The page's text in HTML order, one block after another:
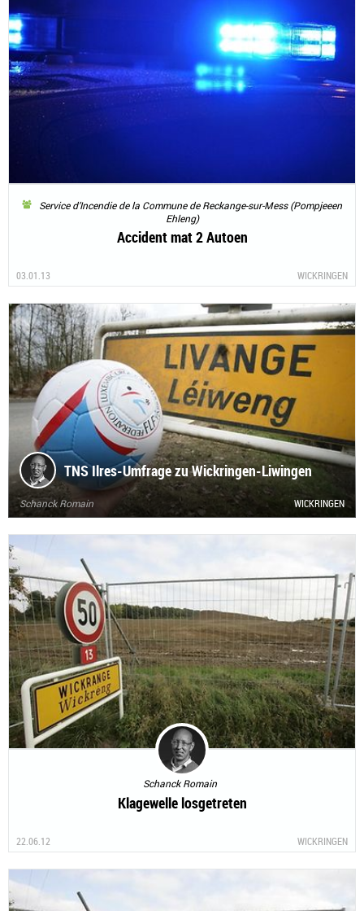
Service d’Incendie de la Commune de Reckange-sur-Mess (Pompjeeen
Ehleng)
Accident mat 2 Autoen
03.01.13 WICKRINGEN
TNS Ilres-Umfrage zu Wickringen-Liwingen
Schanck Romain WICKRINGEN
Schanck Romain
Klagewelle losgetreten
22.06.12 WICKRINGEN